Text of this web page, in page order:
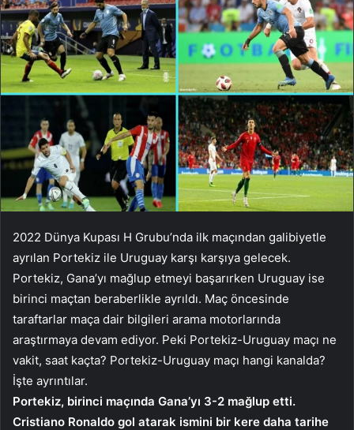
2022 Dünya Kupası H Grubu’nda ilk maçından galibiyetle
ayrılan Portekiz ile Uruguay karşı karşıya gelecek.
Portekiz, Gana’yı mağlup etmeyi başarırken Uruguay ise
birinci maçtan beraberlikle ayrıldı. Maç öncesinde
taraftarlar maça dair bilgileri arama motorlarında
araştırmaya devam ediyor. Peki Portekiz-Uruguay maçı ne
vakit, saat kaçta? Portekiz-Uruguay maçı hangi kanalda?
İşte ayrıntılar.
Portekiz, birinci maçında Gana’yı 3-2 mağlup etti.
Cristiano Ronaldo gol atarak ismini bir kere daha tarihe